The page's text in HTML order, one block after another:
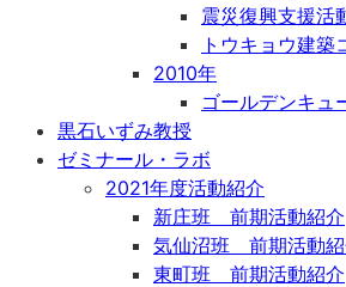
震災復興支援活
トウキョウ建築
2010年
ゴールデンキュ
黒石いずみ教授
ゼミナール・ラボ
2021年度活動紹介
新庄班 前期活動紹介
気仙沼班 前期活動
東町班 前期活動紹介